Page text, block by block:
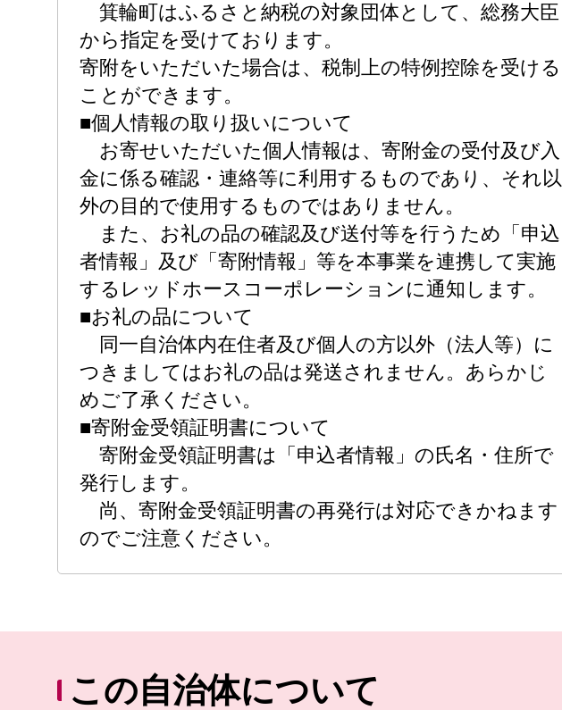
箕輪町はふるさと納税の対象団体として、総務大臣
から指定を受けております。
寄附をいただいた場合は、税制上の特例控除を受ける
ことができます。
■個人情報の取り扱いについて
お寄せいただいた個人情報は、寄附金の受付及び入
金に係る確認・連絡等に利用するものであり、それ以
外の目的で使用するものではありません。
また、お礼の品の確認及び送付等を行うため「申込
者情報」及び「寄附情報」等を本事業を連携して実施
するレッドホースコーポレーションに通知します。
■お礼の品について
同一自治体内在住者及び個人の方以外（法人等）に
つきましてはお礼の品は発送されません。あらかじ
めご了承ください。
■寄附金受領証明書について
寄附金受領証明書は「申込者情報」の氏名・住所で
発行します。
尚、寄附金受領証明書の再発行は対応できかねます
のでご注意ください。
この自治体について